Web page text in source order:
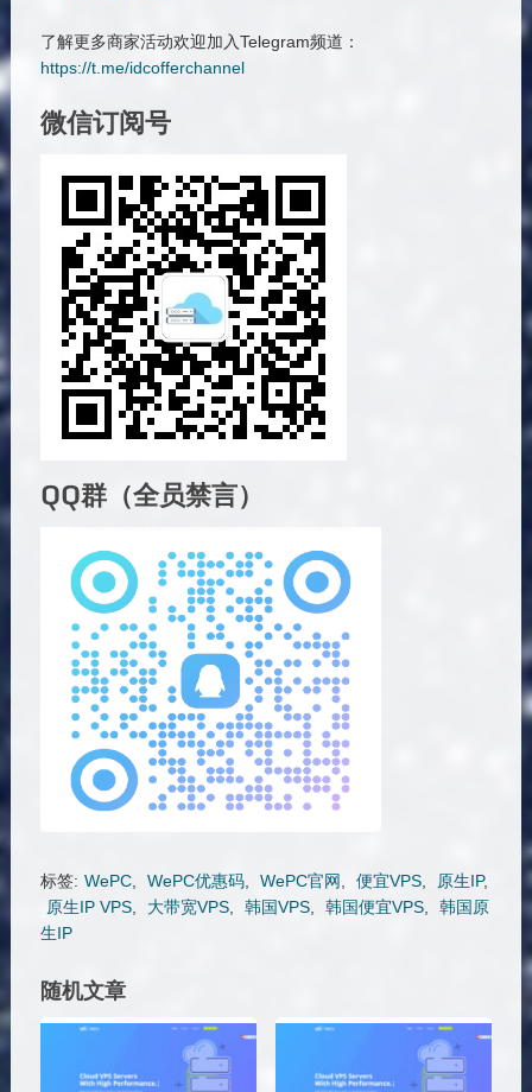
了解更多商家活动欢迎加入Telegram频道：
https://t.me/idcofferchannel
微信订阅号
QQ群（全员禁言）
标签: WePC, WePC优惠码, WePC官网 便宜VPS, 原生IP,
原生IP VPS, 大带宽VPS, 韩国VPS, 韩国便宜VPS,
韩国原
生IP
随机文章